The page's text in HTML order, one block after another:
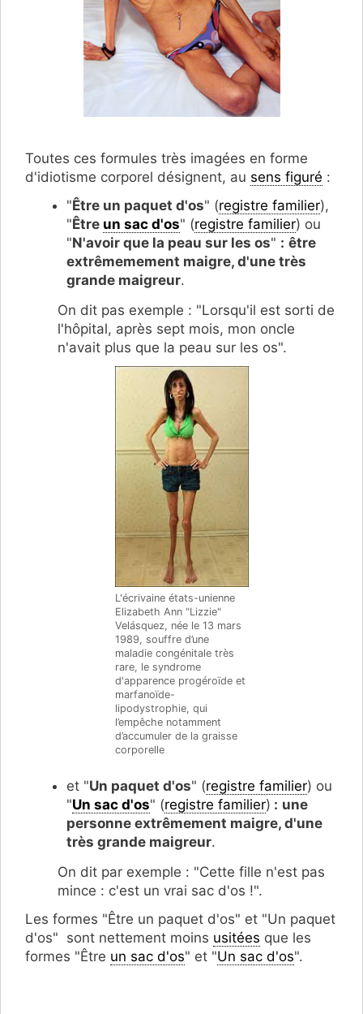
Toutes ces formules très imagées en forme
d'idiotisme corporel désignent, au sens figuré :
"Être un paquet d'os" (registre familier),
"Être un sac d'os" (registre familier) ou
"N'avoir que la peau sur les os" : être
extrêmemement maigre, d'une très
grande maigreur.
On dit pas exemple : "Lorsqu'il est sorti de
l'hôpital, après sept mois, mon oncle
n'avait plus que la peau sur les os".
L'écrivaine états-unienne
Elizabeth Ann "Lizzie"
Velásquez, née le 13 mars
1989, souffre d’une
maladie congénitale très
rare, le syndrome
d'apparence progéroïde et
marfanoïde-
lipodystrophie, qui
l’empêche notamment
d’accumuler de la graisse
corporelle
et "Un paquet d'os" (registre familier) ou
"Un sac d'os" (registre familier) : une
personne extrêmement maigre, d'une
très grande maigreur.
On dit par exemple : "Cette fille n'est pas
mince : c'est un vrai sac d'os !".
Les formes "Être un paquet d'os" et "Un paquet
d'os" sont nettement moins usitées que les
formes "Être un sac d'os" et "Un sac d'os".